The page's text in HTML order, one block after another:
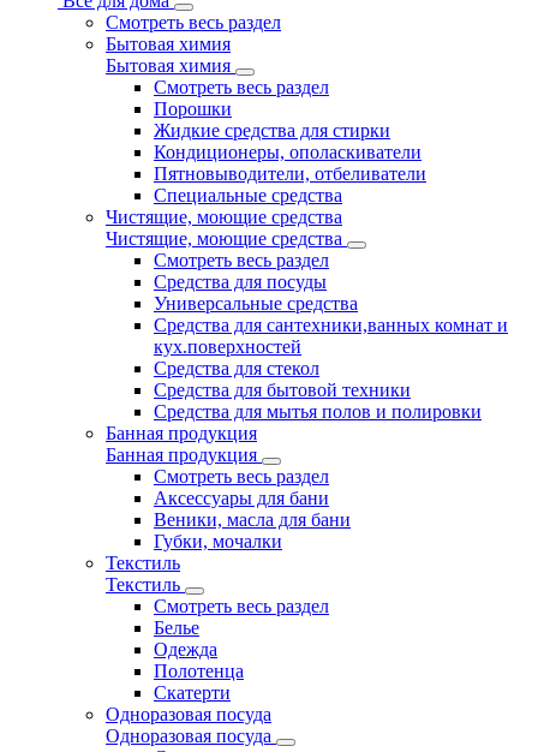
Смотреть весь раздел
Бытовая химия
Бытовая химия
Смотреть весь раздел
Порошки
Жидкие средства для стирки
Кондиционеры, ополаскиватели
Пятновыводители, отбеливатели
Специальные средства
Чистящие, моющие средства
Чистящие, моющие средства
Смотреть весь раздел
Средства для посуды
Универсальные средства
Средства для сантехники,ванных комнат и
кух.поверхностей
Средства для стекол
Средства для бытовой техники
Средства для мытья полов и полировки
Банная продукция
Банная продукция
Смотреть весь раздел
Аксессуары для бани
Веники, масла для бани
Губки, мочалки
Текстиль
Текстиль
Смотреть весь раздел
Белье
Одежда
Полотенца
Скатерти
Одноразовая посуда
Одноразовая посуда